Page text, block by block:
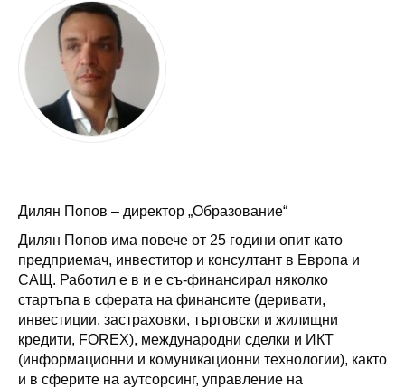
Дилян Попов – директор „Образование“
Дилян Попов има повече от 25 години опит като
предприемач, инвеститор и консултант в Европа и
САЩ. Работил е в и е съ-финансирал няколко
стартъпа в сферата на финансите (деривати,
инвестиции, застраховки, търговски и жилищни
кредити, FOREX), международни сделки и ИКТ
(информационни и комуникационни технологии), както
и в сферите на аутсорсинг, управление на